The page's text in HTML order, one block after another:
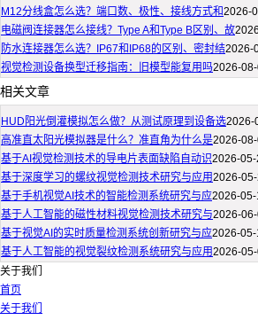
M12分线盒怎么选？端口数、极性、接线方式和2026-
电磁阀连接器怎么接线？Type A和Type B区别、故
防水连接器怎么选？IP67和IP68的区别、密封结2026-
视觉检测设备换型迁移指南：旧模型能复用吗2026-
相关文章
HUD阳光倒灌模拟怎么做？从测试原理到设备选2026-
高准直太阳光模拟器是什么？准直角为什么是2026-
基于AI视觉检测技术的导电片表面缺陷自动识2026-05-
基于深度学习的螺纹视觉检测技术研究与应用2026-
基于手机视觉AI技术的智能检测系统研究与应2026-
基于人工智能的磁性材料视觉检测技术研究与2026-
基于视觉AI的实时质量检测系统创新研究与应2026-05-
基于人工智能的视觉裂纹检测系统研究与应用2026-
关于我们
首页
关于我们